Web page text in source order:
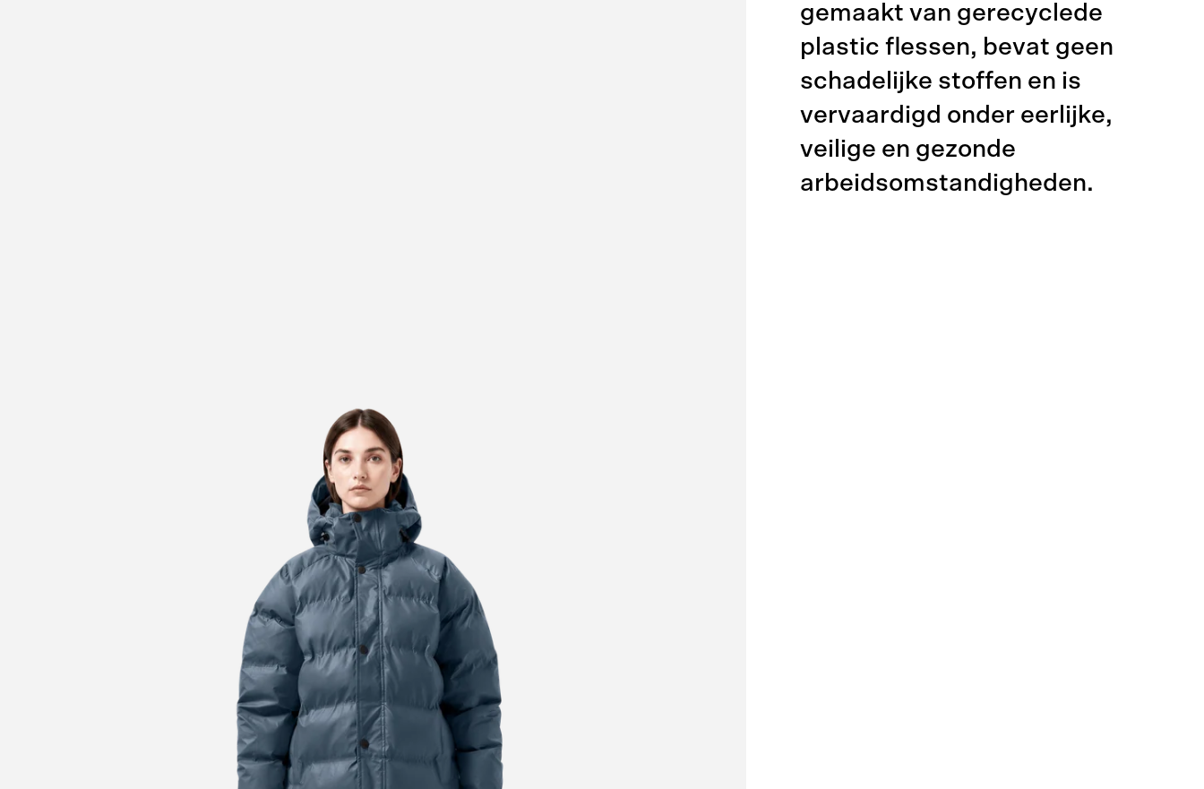
gemaakt van gerecyclede
plastic flessen, bevat geen
schadelijke stoffen en is
vervaardigd onder eerlijke,
veilige en gezonde
arbeidsomstandigheden.